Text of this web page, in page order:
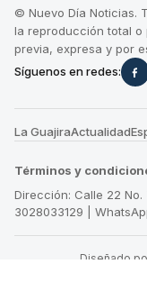
© Nuevo Día Noticias.
la reproducción total o
previa, expresa y por
Síguenos en redes:
La GuajiraActualidad
Términos y
Dirección: Calle 22
3028033129 |
Diseñado